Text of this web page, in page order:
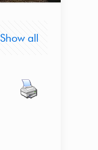
Show all